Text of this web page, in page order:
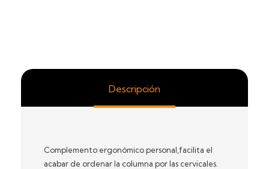
Descripción
Complemento ergonómico personal,facilita el
acabar de ordenar la columna por las cervicales.